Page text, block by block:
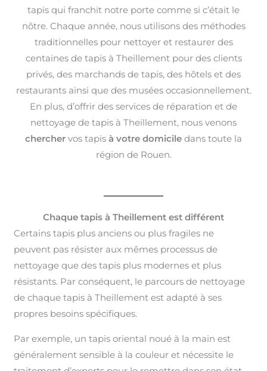
tapis qui franchit notre porte comme si c’était le
nôtre. Chaque année, nous utilisons des méthodes
traditionnelles pour nettoyer et restaurer des
centaines de tapis à Theillement pour des clients
privés, des marchands de tapis, des hôtels et des
restaurants ainsi que des musées occasionnellement.
En plus, d’offrir des services de réparation et de
nettoyage de tapis à Theillement, nous venons
chercher vos tapis à votre domicile dans toute la
région de Rouen.
Chaque tapis à Theillement est différent
Certains tapis plus anciens ou plus fragiles ne
peuvent pas résister aux mêmes processus de
nettoyage que des tapis plus modernes et plus
résistants. Par conséquent, le parcours de nettoyage
de chaque tapis à Theillement est adapté à ses
propres besoins spécifiques.
Par exemple, un tapis oriental noué à la main est
généralement sensible à la couleur et nécessite le